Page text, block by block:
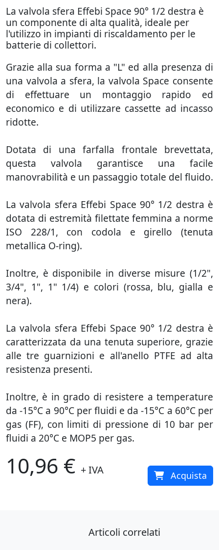
La valvola sfera Effebi Space 90° 1/2 destra è
un componente di alta qualità, ideale per
l'utilizzo in impianti di riscaldamento per le
batterie di collettori.
Grazie alla sua forma a "L" ed alla presenza di
una valvola a sfera, la valvola Space consente
di effettuare un montaggio rapido ed
economico e di utilizzare cassette ad incasso
ridotte.
Dotata di una farfalla frontale brevettata,
questa valvola garantisce una facile
manovrabilità e un passaggio totale del fluido.
La valvola sfera Effebi Space 90° 1/2 destra è
dotata di estremità filettate femmina a norme
ISO 228/1, con codola e girello (tenuta
metallica O-ring).
Inoltre, è disponibile in diverse misure (1/2",
3/4", 1", 1" 1/4) e colori (rossa, blu, gialla e
nera).
La valvola sfera Effebi Space 90° 1/2 destra è
caratterizzata da una tenuta superiore, grazie
alle tre guarnizioni e all'anello PTFE ad alta
resistenza presenti.
Inoltre, è in grado di resistere a temperature
da -15°C a 90°C per fluidi e da -15°C a 60°C per
gas (FF), con limiti di pressione di 10 bar per
fluidi a 20°C e MOP5 per gas.
10,96 € + IVA Acquista
Articoli correlati